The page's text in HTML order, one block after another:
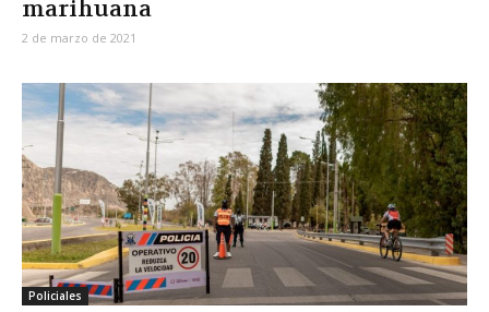
marihuana
2 de marzo de 2021
Policiales